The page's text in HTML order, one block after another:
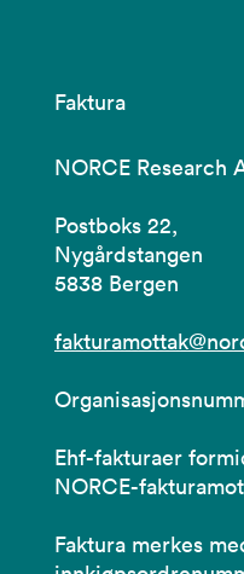
Faktura
NORCE Research
Postboks 22,
Nygårdstangen
5838 Bergen
Ehf-fakturaer
NORCE-
Faktura merkes